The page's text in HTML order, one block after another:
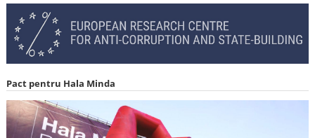
Pact pentru Hala Minda